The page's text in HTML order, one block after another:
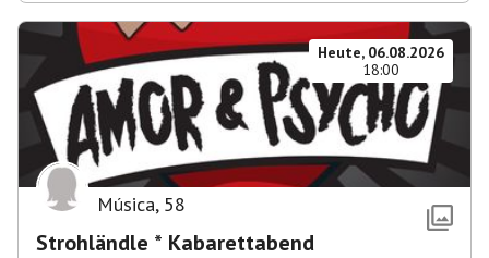
Heute, 06.08.2026
18:00
Música, 58
Strohländle * Kabarettabend